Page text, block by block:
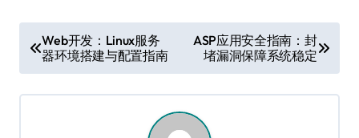
章
导
Web开发：Linux服务
器环境搭建与配置指南
ASP应用安全指南：封
堵漏洞保障系统稳定